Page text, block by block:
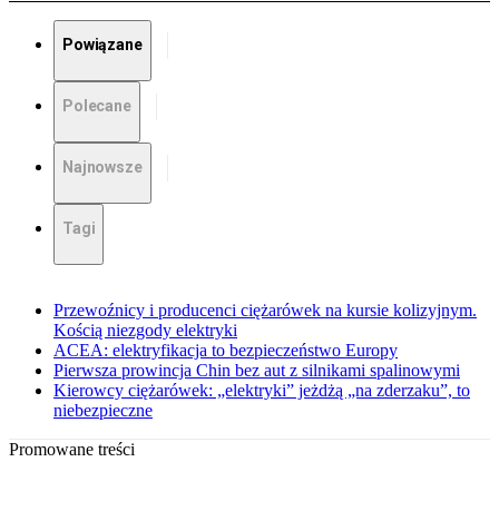
Powiązane
Polecane
Najnowsze
Tagi
Przewoźnicy i producenci ciężarówek na kursie kolizyjnym.
Kością niezgody elektryki
ACEA: elektryfikacja to bezpieczeństwo Europy
Pierwsza prowincja Chin bez aut z silnikami spalinowymi
Kierowcy ciężarówek: „elektryki” jeżdżą „na zderzaku”, to
niebezpieczne
Promowane treści